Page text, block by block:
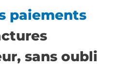
paiements
sans oubli